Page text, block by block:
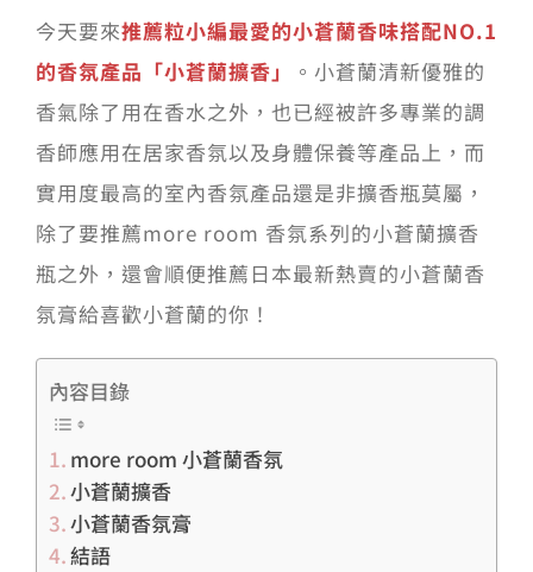
會員專區
索
結
果：
今天要來推薦粒小編最愛的小蒼蘭香味搭配NO.1
的香氛產品「小蒼蘭擴香」
。小蒼蘭清新優雅的
香氣除了用在香水之外，也已經被許多專業的調
香師應用在居家香氛以及身體保養等產品上，而
實用度最高的室內香氛產品還是非擴香瓶莫屬，
除了要推薦more room 香氛系列的小蒼蘭擴香
瓶之外，還會順便推薦日本最新熱賣的小蒼蘭香
氛膏給喜歡小蒼蘭的你！
內容目錄
more room 小蒼蘭香氛
小蒼蘭擴香
小蒼蘭香氛膏
結語